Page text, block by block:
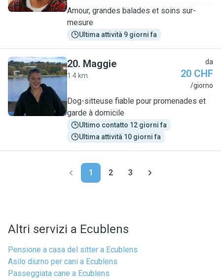
Amour, grandes balades et soins sur-
mesure
Ultima attività 9 giorni fa
M
20. Maggie
1.4 km
da
20 CHF
/giorno
Dog-sitteuse fiable pour promenades et
garde à domicile
Ultimo contatto 12 giorni fa
Ultima attività 10 giorni fa
1 2 3
Altri servizi a Ecublens
Pensione a casa del sitter a Ecublens
Asilo diurno per cani a Ecublens
Passeggiata cane a Ecublens